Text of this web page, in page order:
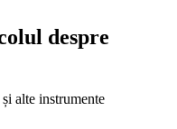
despre
alte instrumente